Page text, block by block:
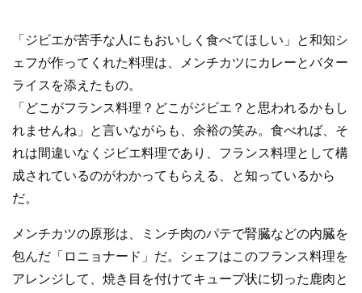
「ジビエが苦手な人にもおいしく食べてほしい」と和知シ
ェフが作ってくれた料理は、メンチカツにカレーとバター
ライスを添えたもの。
「どこがフランス料理？どこがジビエ？と思われるかもし
れませんね」と言いながらも、余裕の笑み。食べれば、そ
れは間違いなくジビエ料理であり、フランス料理として構
成されているのがわかってもらえる、と知っているから
だ。
メンチカツの原形は、ミンチ肉のパテで腎臓などの内臓を
包んだ「ロニョナード」だ。シェフはこのフランス料理を
アレンジして、焼き目を付けてキューブ状に切った鹿肉と